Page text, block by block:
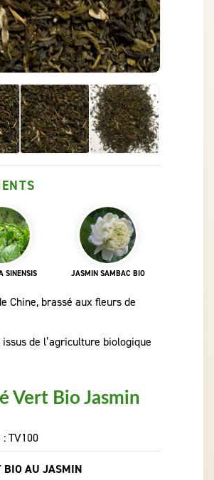
SINENSIS JASMIN SAMBAC BIO
Chine, brassé aux fleurs de
de l’agriculture biologique
Vert Bio Jasmin
:TV100
BIO AU JASMIN